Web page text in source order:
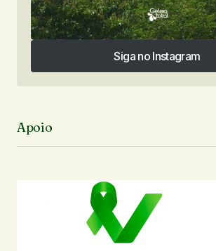
Siga no Instagram
Siga no Instagram
Apoio